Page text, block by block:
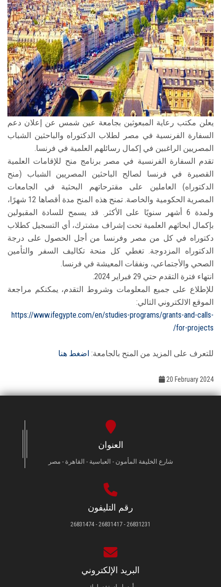
الطلاب
هيئة التدريس
الدراسات العليا
الخريجين
الموظفون
الزائـرون
سجل الان
يعلن مكتب رعاية المبعوثين بجامعة عين شمس عن إعلان دعم
السفارة الفرنسية في مصر لطلاب الدكتوراه والباحثين الشباب
المصريين الراغبين في إكمال رسائلهم العلمية في فرنسا.
تقدم السفارة الفرنسية في مصر برنامج منح للإقامات العلمية
القصيرة في فرنسا لصالح الباحثين المصريين الشباب (منح
الدكتوراه) العاملين على مقترحاتهم البحثية في الجامعات
المصرية الحكومية والخاصة. تمنح هذه المنح مدة أقصاها 12 شهرًا،
ولمدة 6 أشهر سنويًا على الأكثر. قد يسمح للسادة المقبولين
بإكمال ابحاثهم العلمية تحت إشراف مشترك، أي التسجيل كطلاب
دكتوراه في كل من مصر وفرنسا من أجل الحصول على درجة
الدكتوراه المزدوجة. تغطي كل منحة تكاليف السفر والتأمين
الصحي والأجتماعي، ونفقات المعيشة في فرنسا.
انتهاء فترة التقدم حتي 29 فبراير 2024.
للإطلاع على جميع المعلومات وشروط التقدم، يمكنكم مراجعة
الموقع الالكتروني التالي:
https://www.ifegypte.com/en/studies-programs/grants-and-calls-
for-projects/
للتعرف على المزيد من المنح بالجامعة: اضغط هنا
20 February 2024
العنوان
شارع الخليفة المأمون - العباسية - القاهرة - مصر
رقم التليفون
26831231 - 26831417 - 26831474
البريد الإلكتروني